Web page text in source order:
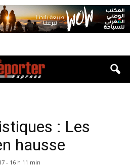
: Les
hausse
- 16 h 11 min